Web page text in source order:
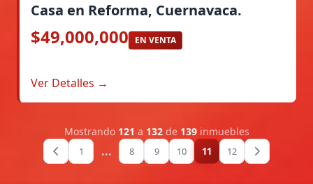
Casa en Reforma, Cuernavaca.
$49,000,000 EN VENTA
Ver Detalles →
Mostrando 121 a 132de 139inmuebles
1 ... 8 9 10 11 12